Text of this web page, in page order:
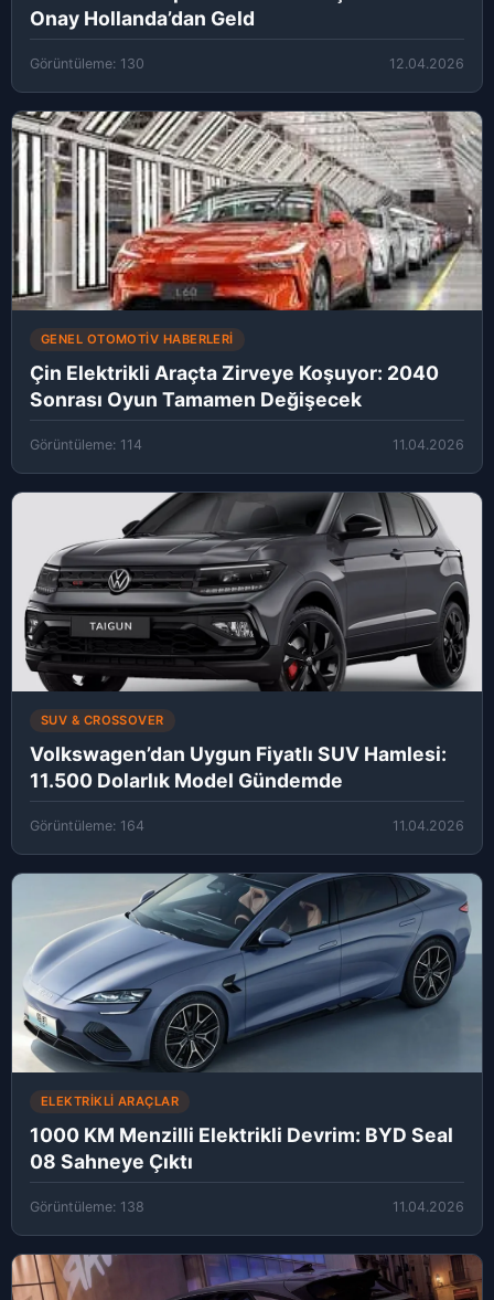
Onay Hollanda’dan Geld
Görüntüleme: 130 12.04.2026
GENEL OTOMOTIV HABERLERI
Çin Elektrikli Araçta Zirveye Koşuyor: 2040
Sonrası Oyun Tamamen Değişecek
Görüntüleme: 114 11.04.2026
SUV & CROSSOVER
Volkswagen’dan Uygun Fiyatlı SUV Hamlesi:
11.500 Dolarlık Model Gündemde
Görüntüleme: 164 11.04.2026
ELEKTRIKLI ARAÇLAR
1000 KM Menzilli Elektrikli Devrim: BYD Seal
08 Sahneye Çıktı
Görüntüleme: 138 11.04.2026